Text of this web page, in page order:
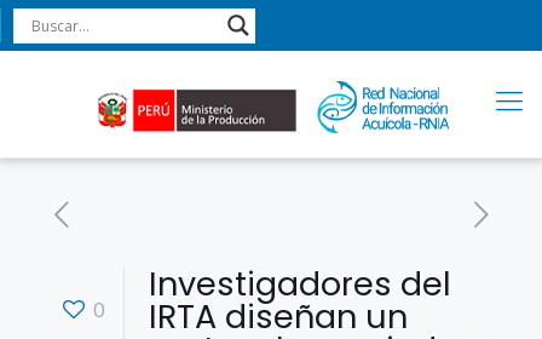
0
Investigadores del
IRTA diseñan un